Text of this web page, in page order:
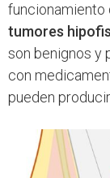
funcionamiento
tumores
son benignos y
con
pueden